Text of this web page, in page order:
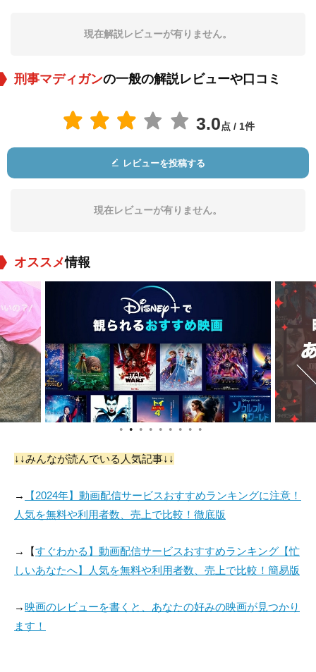
役：Midget Castigli
役：Barney Benesch
役：Hughie
ウォーレン・スティ
ーブンス
ms
ャック
バート・フリード
役：Chief of Detecti
ves Hap Lynch
ハリー・ベラバー
役：Mickey Dunn
Frank Marth
役：Lt. James Price
役：Asst. Chief Insp
ector Earl Griffin
グ
役：Esther Newman
役：Ptl. Philip Dow
nes
現在解説レビューが有りません。
刑事マディガンの一般の解説レビューや口コミ
3.0点 / 1件
レビューを投稿する
現在レビューが有りません。
オススメ情報
● ● ● ● ● ● ● ● ●
↓↓みんなが読んでいる人気記事↓↓
→
【2024年】動画配信サービスおすすめランキングに注意！
人気を無料や利用者数、売上で比較！徹底版
→【すぐわかる】動画配信サービスおすすめランキング【忙
しいあなたへ】人気を無料や利用者数、売上で比較！簡易版
→映画のレビューを書くと、あなたの好みの映画が見つかり
ます！